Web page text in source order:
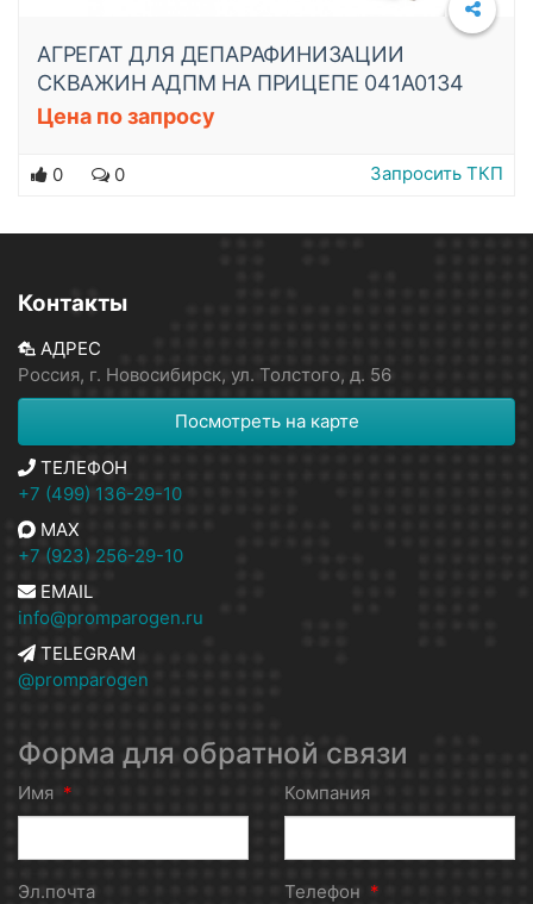
АГРЕГАТ ДЛЯ ДЕПАРАФИНИЗАЦИИ
СКВАЖИН АДПМ НА ПРИЦЕПЕ 041A0134
Цена по запросу
0 0 Запросить ТКП
Контакты
АДРЕС
Россия, г. Новосибирск, ул. Толстого, д. 56
Посмотреть на карте
ТЕЛЕФОН
+7 (499) 136-29-10
MAX
+7 (923) 256-29-10
EMAIL
info@promparogen.ru
TELEGRAM
@promparogen
Форма для обратной связи
Имя * Компания
Эл.почта Телефон *